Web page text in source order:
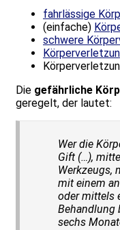
fahrlässige
(einfache)
schwere
Die gefährliche
geregelt, der lautet:
Wer die
Gift (…),
Werkzeugs,
mit einem
oder mittels
Behandlung
sechs